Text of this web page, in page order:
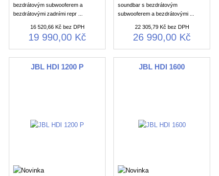
bezdrátovým subwooferem a
bezdrátovými zadními repr ...
16 520,66 Kč bez DPH
19 990,00 Kč
soundbar s bezdrátovým
subwooferem a bezdrátovými ...
22 305,79 Kč bez DPH
26 990,00 Kč
JBL HDI 1200 P JBL HDI 1600